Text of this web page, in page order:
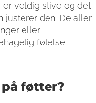
veldig stive og det
justerer den. De aller
eller
følelse.
føtter?